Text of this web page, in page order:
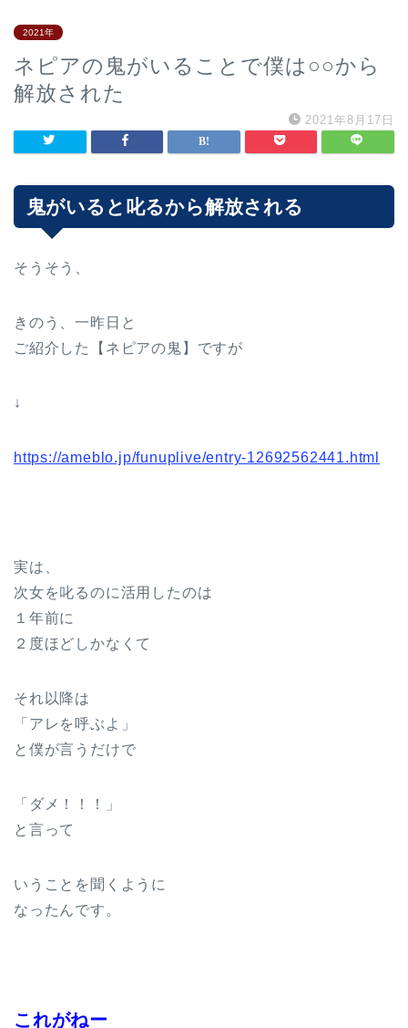
2021年
ネピアの鬼がいることで僕は○○から
解放された
2021年8月17日
鬼がいると叱るから解放される
そうそう、
きのう、一昨日と
ご紹介した【ネピアの鬼】ですが
↓
https://ameblo.jp/funuplive/entry-12692562441.html
実は、
次女を叱るのに活用したのは
１年前に
２度ほどしかなくて
それ以降は
「アレを呼ぶよ」
と僕が言うだけで
「ダメ！！！」
と言って
いうことを聞くように
なったんです。
これがねー